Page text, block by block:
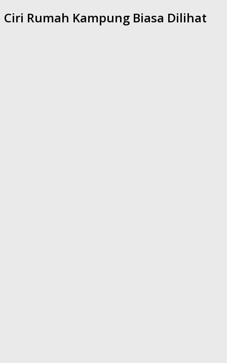
Ciri Rumah Kampung Biasa Dilihat